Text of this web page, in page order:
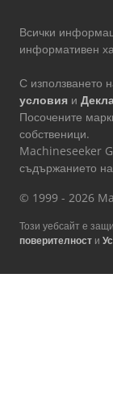
Всички
информативен
С използването
условия и
Посочените
собственици.
Machineseeker
съдържанието
© 1999 - 2026
Този уебсайт е
поверителност и